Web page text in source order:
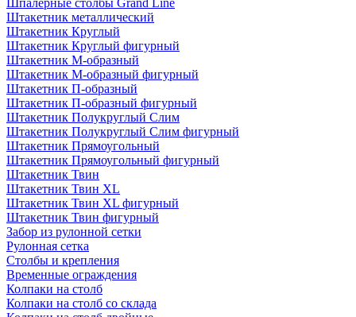
Шпалерные столбы Grand Line
Штакетник металлический
Штакетник Круглый
Штакетник Круглый фигурный
Штакетник М-образный
Штакетник М-образный фигурный
Штакетник П-образный
Штакетник П-образный фигурный
Штакетник Полукруглый Слим
Штакетник Полукруглый Слим фигурный
Штакетник Прямоугольный
Штакетник Прямоугольный фигурный
Штакетник Твин
Штакетник Твин XL
Штакетник Твин XL фигурный
Штакетник Твин фигурный
Забор из рулонной сетки
Рулонная сетка
Столбы и крепления
Временные ограждения
Колпаки на столб
Колпаки на столб со склада